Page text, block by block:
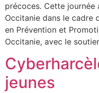
précoces. Cette journée
Occitanie dans le cadre
en Prévention et
Occitanie, avec le
jeunes